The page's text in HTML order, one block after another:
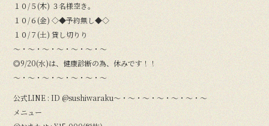
１０/５(木) ３名様空き。
１０/６(金) ◇◆予約無し◆◇
１０/７(土) 貸し切りり
〜・〜・〜・〜・〜・〜・〜
◎9/20(水)は、健康診断の為、休みです！！
〜・〜・〜・〜・〜・〜・〜
公式LINE : ID @sushiwaraku〜・〜・〜・〜・〜・〜・〜
メニュー